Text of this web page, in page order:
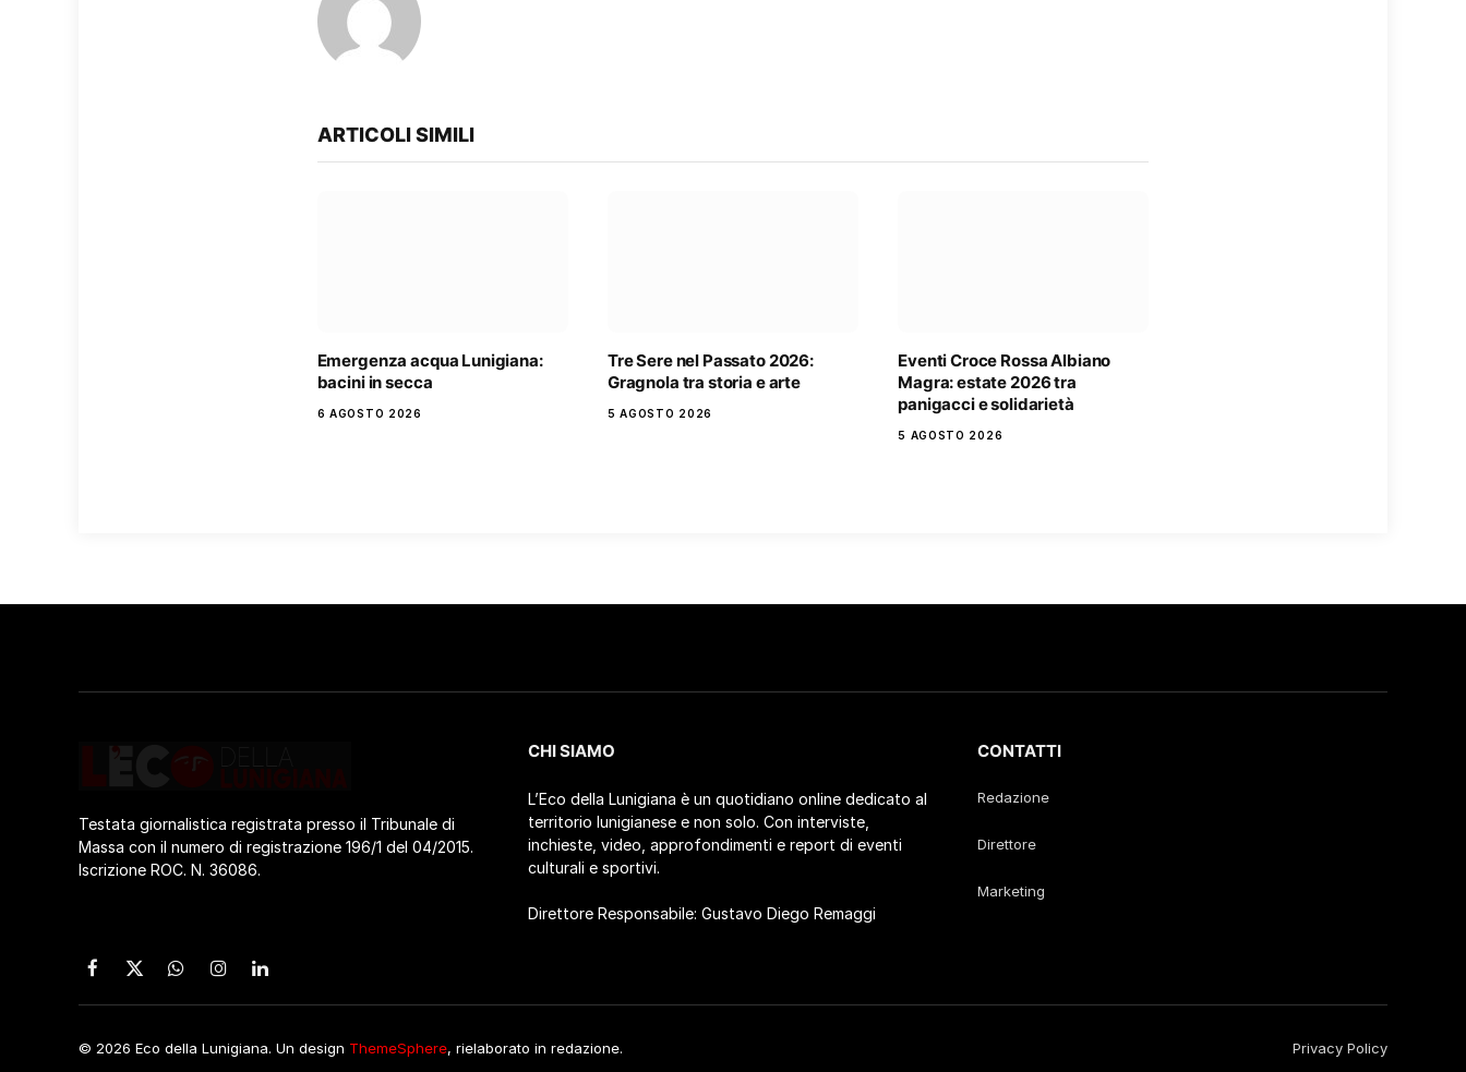
ARTICOLI SIMILI
Emergenza acqua Lunigiana:
bacini in secca
6 AGOSTO 2026
Tre Sere nel Passato 2026:
Gragnola tra storia e arte
5 AGOSTO 2026
Eventi Croce Rossa Albiano
Magra: estate 2026 tra
panigacci e solidarietà
5 AGOSTO 2026
Testata giornalistica registrata presso il Tribunale di
Massa con il numero di registrazione 196/1 del 04/2015.
Iscrizione ROC. N. 36086.
CHI SIAMO
L’Eco della Lunigiana è un quotidiano online dedicato al
territorio lunigianese e non solo. Con interviste,
inchieste, video, approfondimenti e report di eventi
culturali e sportivi.
Direttore Responsabile: Gustavo Diego Remaggi
CONTATTI
Redazione
Direttore
Marketing
Facebook
X
(Twitter)
WhatsApp
Instagram
LinkedIn
© 2026 Eco della Lunigiana. Un design ThemeSphere, rielaborato in redazione. Privacy Policy